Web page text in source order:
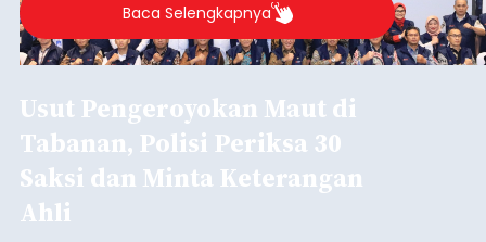
Baca Selengkapnya
Usut Pengeroyokan Maut di
Tabanan, Polisi Periksa 30
Saksi dan Minta Keterangan
Ahli